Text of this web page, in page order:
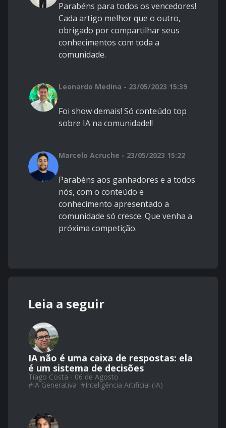
Parabéns para todos os vencedores!
Cada artigo melhor que o outro,
obrigado por compartilhar seus
conhecimentos com toda a
comunidade.
Leonardo Medina - 23/05/2023 15:39
Foi show demais! Só conteúdo top
sobre IA na comunidade!!
Marcelo Acruche - 23/05/2023 15:22
Parabéns aos ganhadores e a todos
nós, com o conteúdo e
conhecimento apresentado a
comunidade só cresce. Que venha a
próxima competição.
Leia a seguir
IA não é uma caixa de respostas: ela
é um sistema de decisões
Tiago Costa - 06 de Agosto
#IA Generativa #Inteligência Artificial (IA)